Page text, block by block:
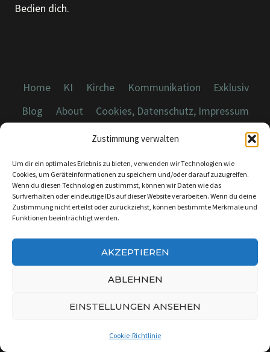
Zustimmung verwalten
Um dir ein optimales Erlebnis zu bieten, verwenden wir Technologien wie
Cookies, um Geräteinformationen zu speichern und/oder darauf zuzugreifen.
Wenn du diesen Technologien zustimmst, können wir Daten wie das
Surfverhalten oder eindeutige IDs auf dieser Website verarbeiten. Wenn du deine
Zustimmung nicht erteilst oder zurückziehst, können bestimmte Merkmale und
Funktionen beeinträchtigt werden.
AKZEPTIEREN
ABLEHNEN
EINSTELLUNGEN ANSEHEN
Cookie-Richtlinie
Bedien dich.
Home KI Kirche Kommunikation
Exklusiv
Blog
About Cookies, Datenschutz, Impressum
© 2026 Dicebreaker.de - Alle Rechte vorbehalten
INFO@DICEBREAKER.DE